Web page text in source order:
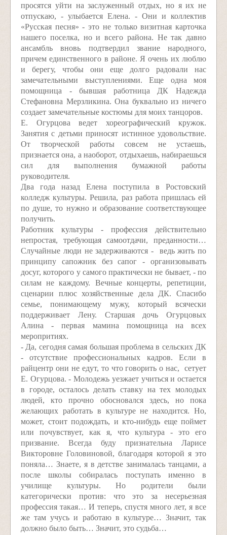
просятся уйти на заслуженный отдых, но я их не
отпускаю, - улыбается Елена. - Они и коллектив
«Русская песня» - это не только визитная карточка
нашего поселка, но и всего района. Не так давно
ансамбль вновь подтвердил звание народного,
причем единственного в районе. Я очень их люблю
и берегу, чтобы они еще долго радовали нас
замечательными выступлениями. Еще одна моя
помощница - бывшая работница ДК Надежда
Стефановна Мерзликина. Она буквально из ничего
создает замечательные костюмы для моих танцоров.
Е. Огурцова ведет хореографический кружок.
Занятия с детьми приносят истинное удовольствие.
От творческой работы совсем не устаешь,
признается она, а наоборот, отдыхаешь, набираешься
сил для выполнения бумажной работы
руководителя.
Два года назад Елена поступила в Ростовский
колледж культуры. Решила, раз работа пришлась ей
по душе, то нужно и образование соответствующее
получить.
Работник культуры - профессия действительно
непростая, требующая самоотдачи, преданности…
Случайные люди не задерживаются - ведь жить по
принципу сапожник без сапог - организовывать
досуг, которого у самого практически не бывает, - по
силам не каждому. Вечные концерты, репетиции,
сценарии плюс хозяйственные дела ДК. Спасибо
семье, понимающему мужу, который всячески
поддерживает Лену. Старшая дочь Огурцовых
Алина - первая мамина помощница на всех
меропритиях.
- Да, сегодня самая большая проблема в сельских ДК
- отсутствие профессиональных кадров. Если в
райцентр они не едут, то что говорить о нас, ­ сетует
Е. Огурцова. - Молодежь уезжает учиться и остается
в городе, осталось делать ставку на тех молодых
людей, кто прочно обосновался здесь, но пока
желающих работать в культуре не находится. Но,
может, стоит подождать, и кто-нибудь еще поймет
или почувствует, как я, что культура - это его
призвание. Всегда буду признательна Ларисе
Викторовне Головиновой, благодаря которой я это
поняла… Знаете, я в детстве занималась танцами, а
после школы собиралась поступать именно в
училище культуры. Но родители были
категорически против: что это за несерьезная
профессия такая… И теперь, спустя много лет, я все
же там учусь и работаю в культуре… Значит, так
должно было быть… Значит, это судьба…